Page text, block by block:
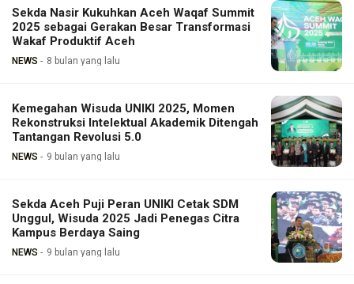
Sekda Nasir Kukuhkan Aceh Waqaf Summit
2025 sebagai Gerakan Besar Transformasi
Wakaf Produktif Aceh
NEWS 8 bulan yang lalu
Kemegahan Wisuda UNIKI 2025, Momen
Rekonstruksi Intelektual Akademik Ditengah
Tantangan Revolusi 5.0
NEWS 9 bulan yang lalu
Sekda Aceh Puji Peran UNIKI Cetak SDM
Unggul, Wisuda 2025 Jadi Penegas Citra
Kampus Berdaya Saing
NEWS 9 bulan yang lalu